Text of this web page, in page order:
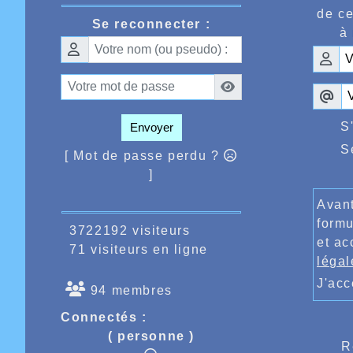
que
la
il
sur
Enfin
ème
Se reconnecter :
Envoyer
[ Mot de passe perdu ?
]
3722192 visiteurs
71 visiteurs en ligne
94 membres
Connectés :
( personne )
de
à
et